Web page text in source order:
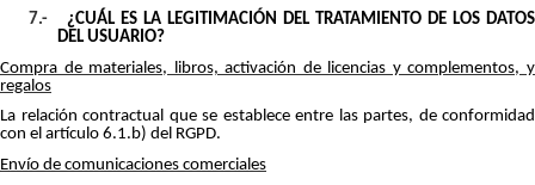
7.-
¿CUÁL ES LA LEGITIMACIÓN DEL TRATAMIENTO DE LOS DATOS
DEL USUARIO?
Compra de materiales, libros, activación de licencias y complementos, y
regalos
La relación contractual que se establece entre las partes, de conformidad
con el artículo 6.1.b) del RGPD.
Envío de comunicaciones comerciales